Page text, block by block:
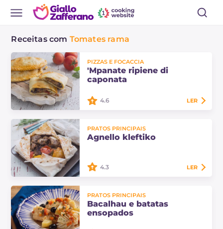
Receitas com Tomates rama
PIZZAS E FOCACCIA
'Mpanate ripiene di
caponata
são uma das muitas variações desta
famosa massa siciliana, calzones
4.6 LER
PRATOS PRINCIPAIS
Agnello kleftiko
tradicional grega com sabores
mediterrâneos: o cozimento lento
no papelote torna a carne
4.3 LER
PRATOS PRINCIPAIS
Bacalhau e batatas
ensopados